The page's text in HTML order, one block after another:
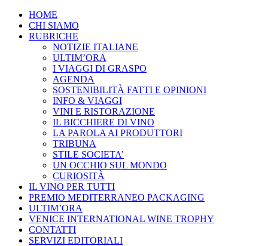
HOME
CHI SIAMO
RUBRICHE
NOTIZIE ITALIANE
ULTIM’ORA
I VIAGGI DI GRASPO
AGENDA
SOSTENIBILITÀ FATTI E OPINIONI
INFO & VIAGGI
VINI E RISTORAZIONE
IL BICCHIERE DI VINO
LA PAROLA AI PRODUTTORI
TRIBUNA
STILE SOCIETA’
UN OCCHIO SUL MONDO
CURIOSITÀ
IL VINO PER TUTTI
PREMIO MEDITERRANEO PACKAGING
ULTIM’ORA
VENICE INTERNATIONAL WINE TROPHY
CONTATTI
SERVIZI EDITORIALI